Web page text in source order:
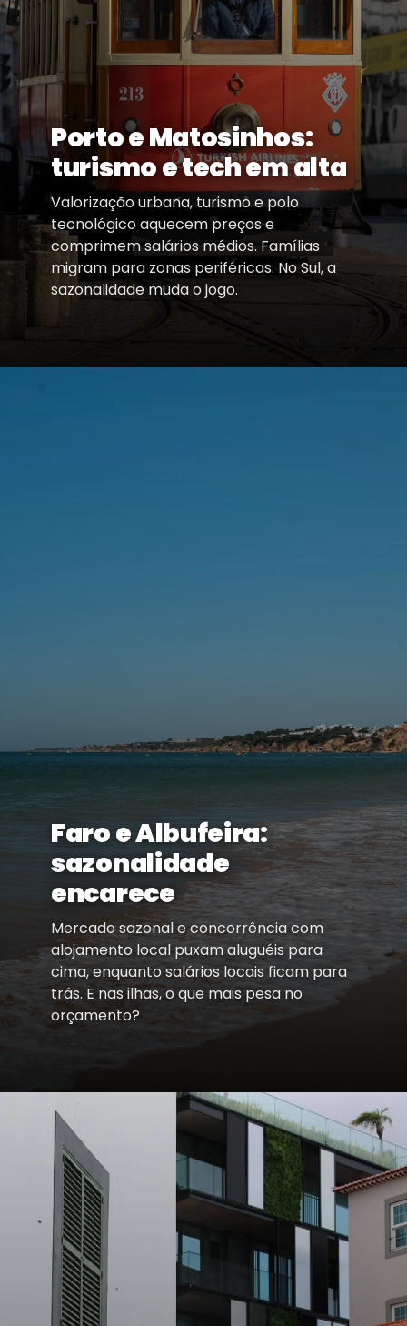
Porto e Matosinhos:
turismo e tech em alta
Valorização urbana, turismo e polo
tecnológico aquecem preços e
comprimem salários médios. Famílias
migram para zonas periféricas. No Sul, a
sazonalidade muda o jogo.
Faro e Albufeira:
sazonalidade
encarece
Mercado sazonal e concorrência com
alojamento local puxam aluguéis para
cima, enquanto salários locais ficam para
trás. E nas ilhas, o que mais pesa no
orçamento?